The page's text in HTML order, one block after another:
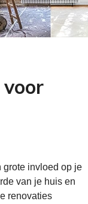
grote invloed op je
van je huis en
renovaties